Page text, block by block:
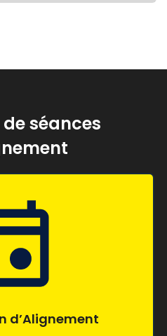
séances
d’Alignement